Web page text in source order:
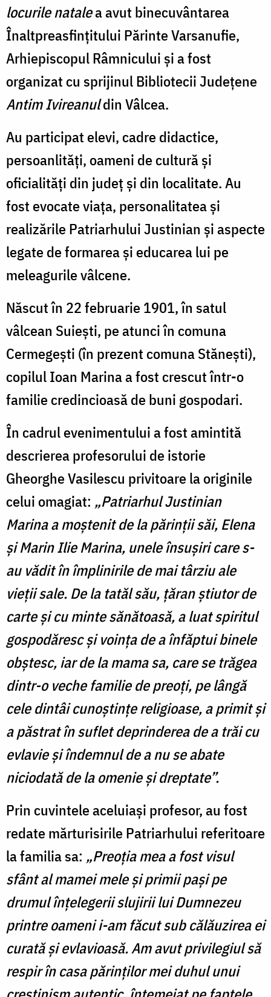
locurile natalea avut binecuvântarea
Înaltpreasfinţitului Părinte Varsanufie,
Arhiepiscopul Râmnicului și a fost
organizat cu sprijinul Bibliotecii Judeţene
Antim Ivireanuldin Vâlcea.
Au participat elevi, cadre didactice,
persoanlități, oameni de cultură și
oficialități din județ și din localitate. Au
fost evocate viața, personalitatea și
realizările Patriarhului Justinian și aspecte
legate de formarea și educarea lui pe
meleagurile vâlcene.
Născut în 22 februarie 1901, în satul
vâlcean Suieşti, pe atunci în comuna
Cermegeşti (în prezent comuna Stăneşti),
copilul Ioan Marina a fost crescut într-o
familie credincioasă de buni gospodari.
În cadrul evenimentului a fost amintită
descrierea profesorului de istorie
Gheorghe Vasilescu privitoare la originile
celui omagiat: „Patriarhul Justinian
Marina a moştenit de la părinţii săi, Elena
şi Marin Ilie Marina, unele însușiri care s-
au vădit în împlinirile de mai târziu ale
vieţii sale. De la tatăl său, ţăran ştiutor de
carte şi cu minte sănătoasă, a luat spiritul
gospodăresc şi voinţa de a înfăptui binele
obştesc, iar de la mama sa, care se trăgea
dintr-o veche familie de preoţi, pe lângă
cele dintâi cunoștințe religioase, a primit şi
a păstrat în suflet deprinderea de a trăi cu
evlavie şi îndemnul de a nu se abate
niciodată de la omenie şi dreptate”.
Prin cuvintele aceluiași profesor, au fost
redate mărturisirile Patriarhului referitoare
la familia sa: „Preoţia mea a fost visul
sfânt al mamei mele şi primii paşi pe
drumul înţelegerii slujirii lui Dumnezeu
printre oameni i-am făcut sub călăuzirea ei
curată şi evlavioasă. Am avut privilegiul să
respir în casa părinţilor mei duhul unui